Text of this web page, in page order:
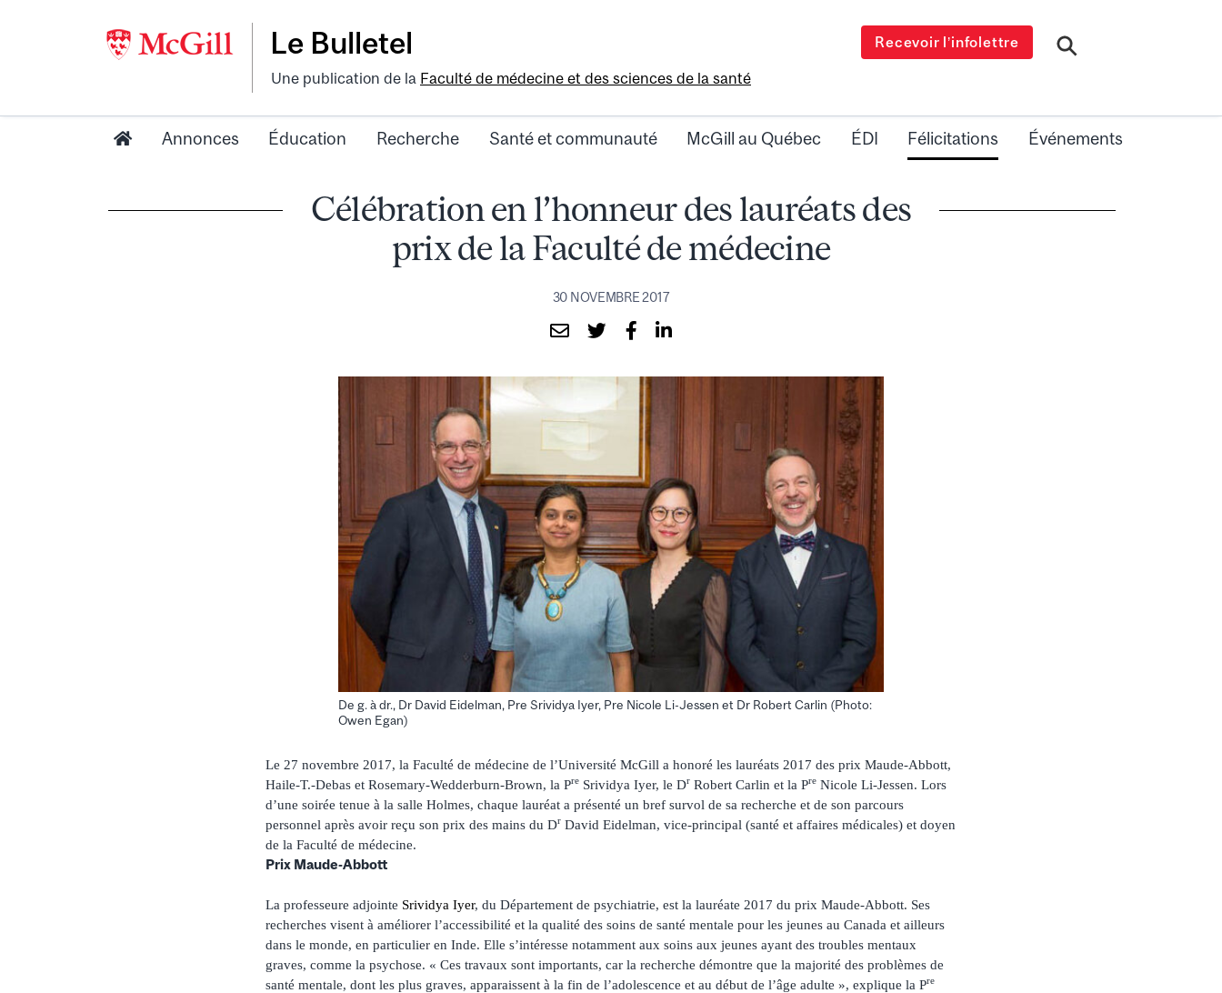
Le Bulletel
Une publication de la Faculté de médecine et des sciences de la santé
Recevoir l’infolettre
Annonces Éducation Recherche Santé et communauté McGill au Québec ÉDI Félicitations Événements
Célébration en l’honneur des lauréats des
prix de la Faculté de médecine
30 NOVEMBRE 2017
De g. à dr., Dr David Eidelman, Pre Srividya Iyer, Pre Nicole Li-Jessen et Dr Robert Carlin (Photo:
Owen Egan)
Le 27 novembre 2017, la Faculté de médecine de l’Université McGill a honoré les lauréats 2017 des prix Maude-Abbott,
Haile-T.-Debas et Rosemary-Wedderburn-Brown, la Pre Srividya Iyer, le Dr Robert Carlin et la Pre Nicole Li-Jessen. Lors
d’une soirée tenue à la salle Holmes, chaque lauréat a présenté un bref survol de sa recherche et de son parcours
personnel après avoir reçu son prix des mains du Dr David Eidelman, vice-principal (santé et affaires médicales) et doyen
de la Faculté de médecine.
Prix Maude-Abbott
La professeure adjointe Srividya Iyer, du Département de psychiatrie, est la lauréate 2017 du prix Maude-Abbott. Ses
recherches visent à améliorer l’accessibilité et la qualité des soins de santé mentale pour les jeunes au Canada et ailleurs
dans le monde, en particulier en Inde. Elle s’intéresse notamment aux soins aux jeunes ayant des troubles mentaux
graves, comme la psychose. « Ces travaux sont importants, car la recherche démontre que la majorité des problèmes de
santé mentale, dont les plus graves, apparaissent à la fin de l’adolescence et au début de l’âge adulte », explique la Pre